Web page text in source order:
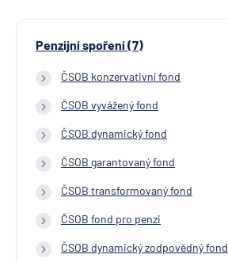
Penzijní spoření (7)
ČSOB konzervativní fond
ČSOB vyvážený fond
ČSOB dynamický fond
ČSOB garantovaný fond
ČSOB transformovaný fond
ČSOB fond pro penzi
ČSOB dynamický zodpovědný fond